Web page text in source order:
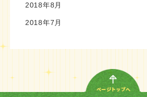
2018年8月
2018年7月